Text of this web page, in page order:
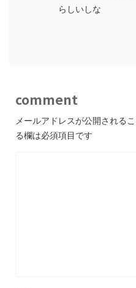
らしいしな
comment
メールアドレスが公開される
る欄は必須項目です